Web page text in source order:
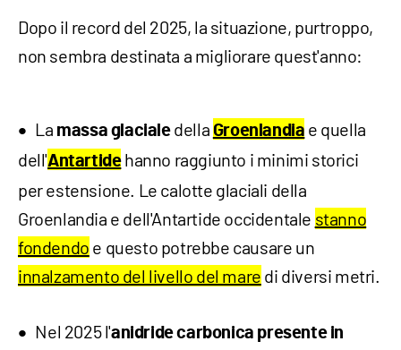
Dopo il record del 2025, la situazione, purtroppo,
non sembra destinata a migliorare quest'anno:
La massa glacialedella Groenlandia e quella
dell'Antartidehanno raggiunto i minimi storici
per estensione. Le calotte glaciali della
Groenlandia e dell'Antartide occidentale stanno
fondendo e questo potrebbe causare un
innalzamento del livello del mare di diversi metri.
Nel 2025 l'anidride carbonica presente in